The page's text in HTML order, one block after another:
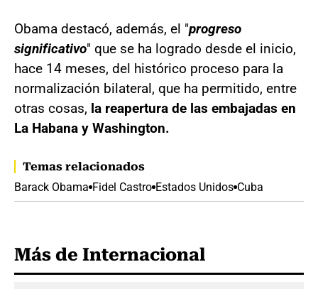
Obama destacó, además, el "progreso
significativo" que se ha logrado desde el inicio,
hace 14 meses, del histórico proceso para la
normalización bilateral, que ha permitido, entre
otras cosas, la reapertura de las embajadas en
La Habana y Washington.
Temas relacionados
Barack Obama Fidel Castro Estados Unidos Cuba
Más de Internacional